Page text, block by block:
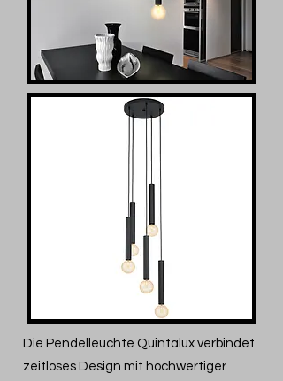
Die Pendelleuchte Quintalux verbindet
zeitloses Design mit hochwertiger